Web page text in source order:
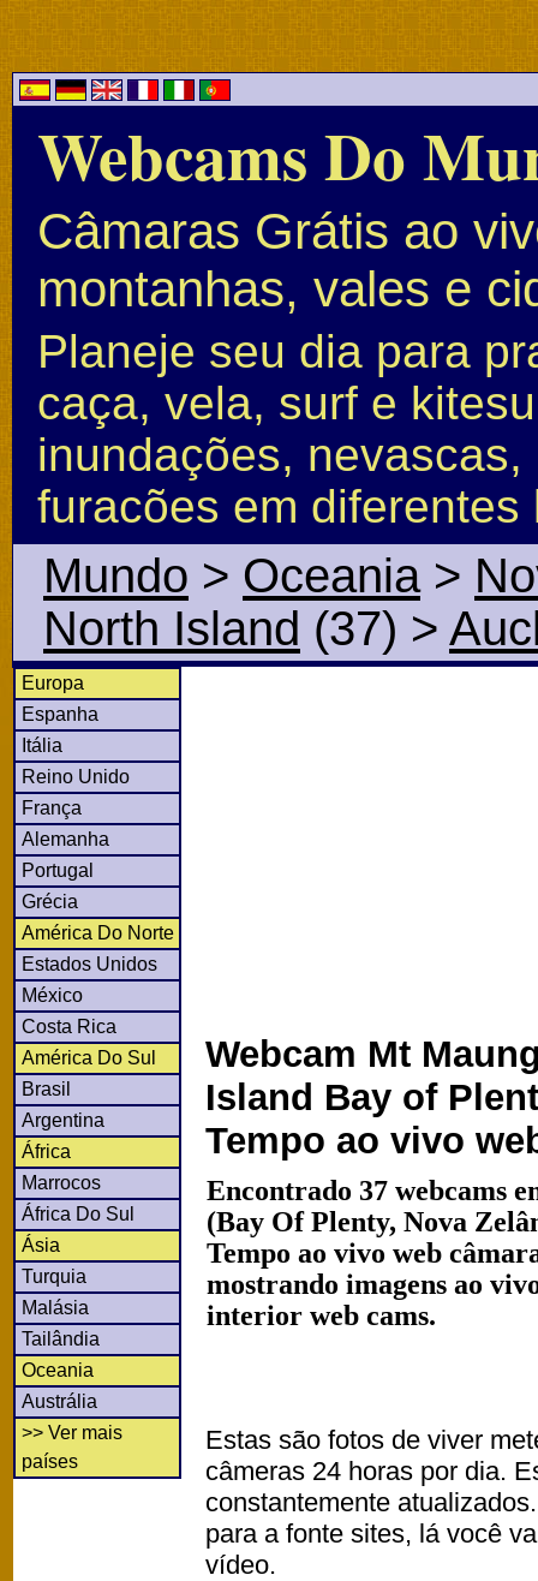
Webcams Do
Câmaras Grátis ao
montanhas, vales e
Planeje seu dia para
caça, vela, surf e
inundações,
furacões em
Mundo > Oceania>
North Island (37) >
Europa
Espanha
Itália
Reino Unido
França
Alemanha
Portugal
Grécia
América Do Norte
Estados Unidos
México
Costa Rica
América Do Sul
Brasil
Argentina
África
Marrocos
África Do Sul
Ásia
Turquia
Malásia
Tailândia
Oceania
Austrália
>> Ver mais
países
Webcam Mt
Island Bay of
Tempo ao vivo
Encontrado 37 webcams
(Bay Of Plenty, Nova
Tempo ao vivo web
mostrando imagens ao
interior web cams.
Estas são fotos de viver
câmeras 24 horas por dia.
constantemente
para a fonte sites, lá você
vídeo.